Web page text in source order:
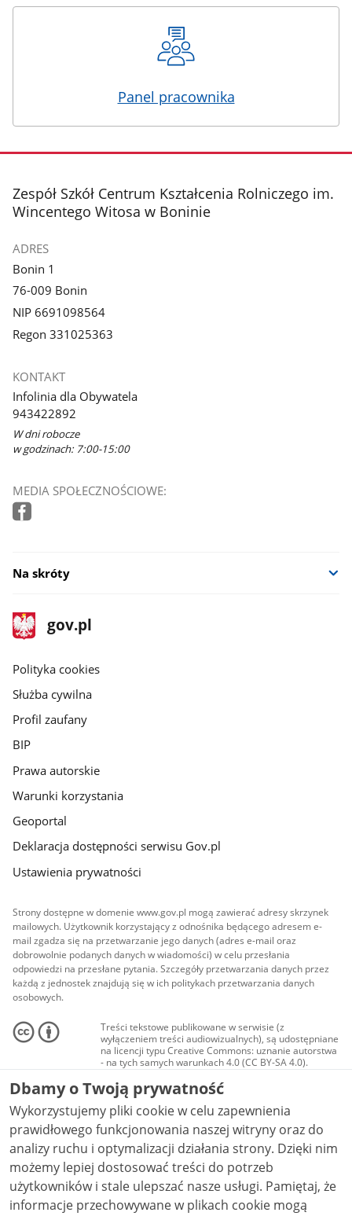
Panel pracownika
stopka
Zespół Szkół Centrum Kształcenia Rolniczego im.
Wincentego Witosa w Boninie
ADRES
Bonin 1
76-009 Bonin
NIP 6691098564
Regon 331025363
KONTAKT
Infolinia dla Obywatela
943422892
W dni robocze
w godzinach: 7:00-15:00
MEDIA SPOŁECZNOŚCIOWE:
Na skróty
stopka
gov.pl
Strona
gov.pl
gov.pl
Polityka cookies
Służba cywilna
Profil zaufany
BIP
Prawa autorskie
Warunki korzystania
Geoportal
Deklaracja dostępności serwisu Gov.pl
Ustawienia prywatności
Strony dostępne w domenie www.gov.pl mogą zawierać adresy skrzynek
mailowych. Użytkownik korzystający z odnośnika będącego adresem e-
mail zgadza się na przetwarzanie jego danych (adres e-mail oraz
dobrowolnie podanych danych w wiadomości) w celu przesłania
odpowiedzi na przesłane pytania. Szczegóły przetwarzania danych przez
każdą z jednostek znajdują się w ich politykach przetwarzania danych
osobowych.
Treści tekstowe publikowane w serwisie (z
wyłączeniem treści audiowizualnych), są udostępniane
na licencji typu Creative Commons: uznanie autorstwa
- na tych samych warunkach 4.0 (CC BY-SA 4.0).
Materiały audiowizualne, w tym zdjęcia, materiały
audio i wideo, są udostępniane na licencji typu
Creative Commons: uznanie autorstwa użycie
niekomercyjne - bez utworów zależnych 4.0 (CC BY-
NC-ND 4.0), o ile nie jest to stwierdzone inaczej.
Dbamy o Twoją prywatność
Wykorzystujemy pliki cookie w celu zapewnienia
prawidłowego funkcjonowania naszej witryny oraz do
analizy ruchu i optymalizacji działania strony. Dzięki nim
możemy lepiej dostosować treści do potrzeb
użytkowników i stale ulepszać nasze usługi. Pamiętaj, że
informacje przechowywane w plikach cookie mogą